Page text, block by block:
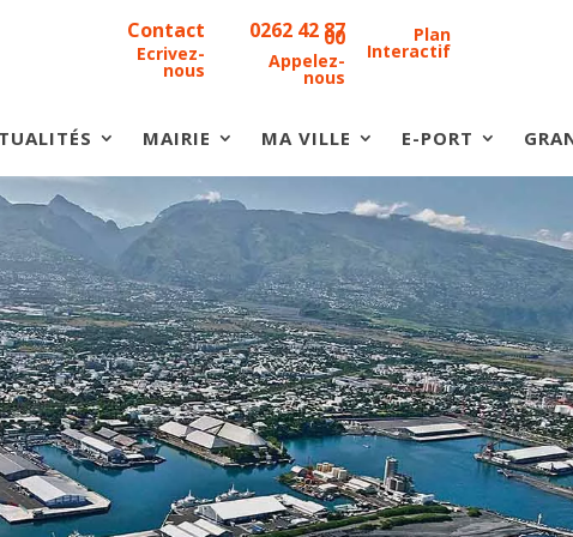
Contact
Ecrivez-
nous
0262 42 87
00
Appelez-
nous
Plan
Interactif
MAIRIE MA VILLE E-PORT